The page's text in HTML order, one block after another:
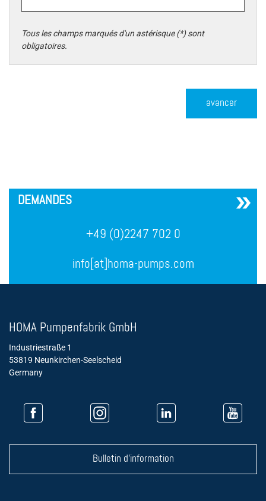
Tous les champs marqués d'un astérisque (*) sont
obligatoires.
avancer
DEMANDES
+49 (0)2247 702 0
info[at]homa-pumps.com
HOMA Pumpenfabrik GmbH
Industriestraße 1
53819 Neunkirchen-Seelscheid
Germany
Bulletin d'information